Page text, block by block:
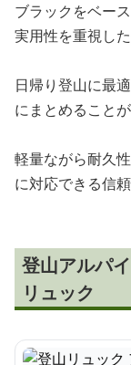
ブラックをベー
実用性を重視し
日帰り登山に最
にまとめることが
軽量ながら耐久
に対応できる信
登山アルパ
リュック